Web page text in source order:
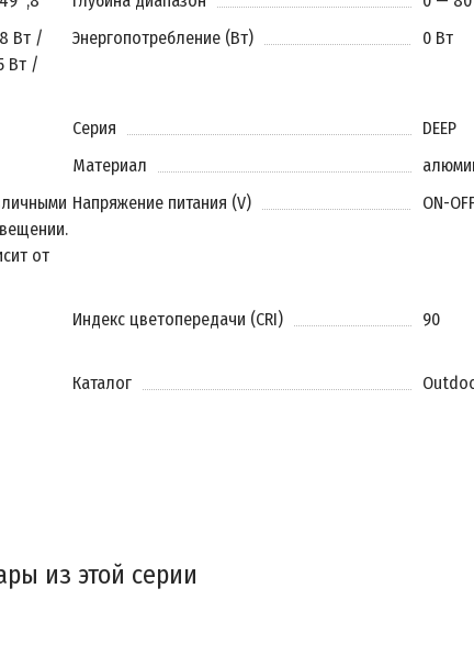
Вт /
Вт /
Энергопотребление (Вт) 0 Вт
Серия
DEEP
Материал
от
Напряжение питания (V) ON-
Индекс цветопередачи (CRI) 90
Каталог
из этой серии